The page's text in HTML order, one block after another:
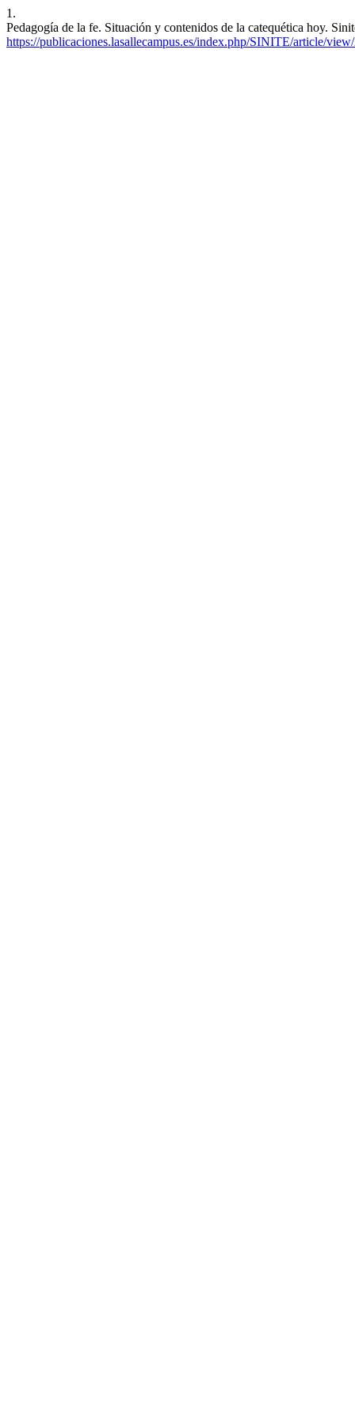
1.
Pedagogía de la fe. Situación y contenidos de la catequética hoy.
https://publicaciones.lasallecampus.es/index.php/SINITE/article/